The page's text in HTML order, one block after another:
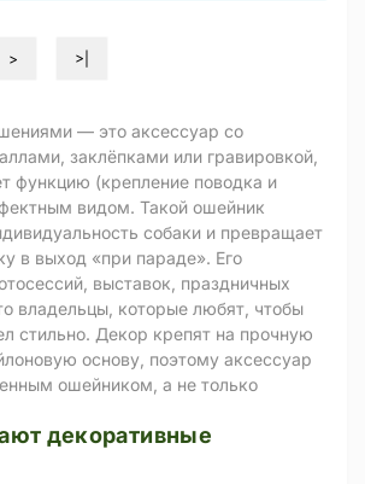
> >|
— это аксессуар со
заклёпками или гравировкой,
функцию (крепление поводка и
видом. Такой ошейник
собаки и превращает
в выход «при параде». Его
выставок, праздничных
владельцы, которые любят, чтобы
стильно. Декор крепят на прочную
основу, поэтому аксессуар
ошейником, а не только
декоративные